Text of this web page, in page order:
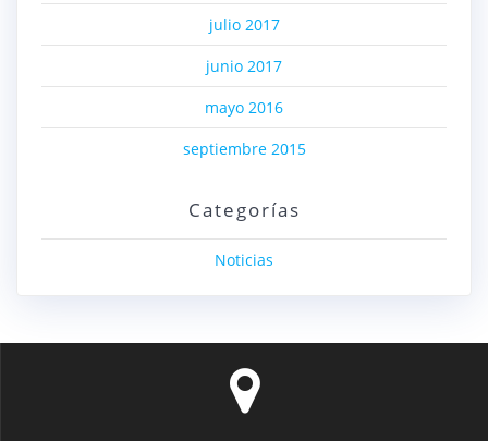
julio 2017
junio 2017
mayo 2016
septiembre 2015
Categorías
Noticias